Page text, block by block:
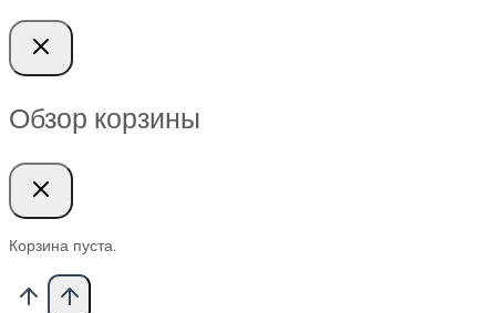
Обзор корзины
Корзина пуста.